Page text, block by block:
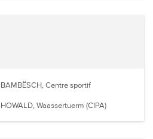
BAMBËSCH, Centre sportif
HOWALD, Waassertuerm (CIPA)